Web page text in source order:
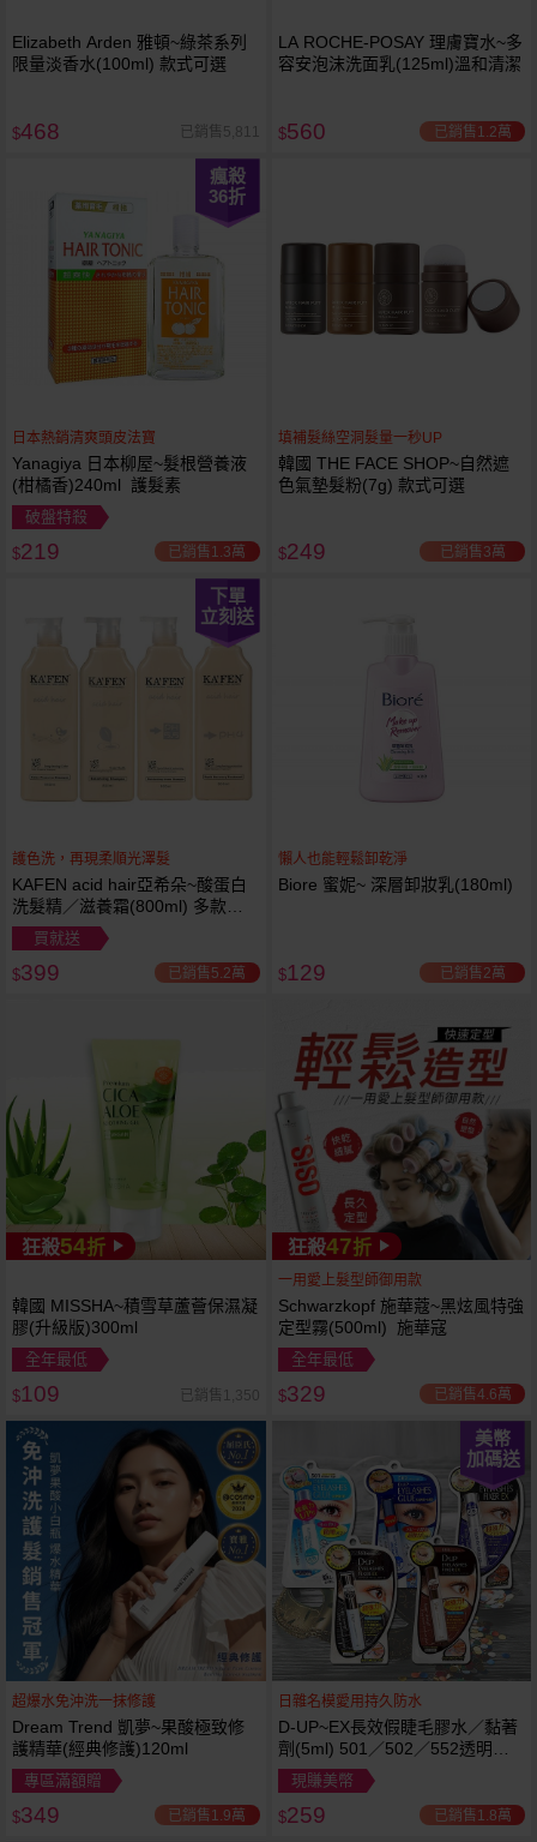
Elizabeth Arden 雅頓~綠茶系列
限量淡香水(100ml) 款式可選
$468 已銷售5,811
LA ROCHE-POSAY 理膚寶水~多
容安泡沫洗面乳(125ml)溫和清潔
$560 已銷售1.2萬
瘋殺
36折
日本熱銷清爽頭皮法寶
Yanagiya 日本柳屋~髮根營養液
(柑橘香)240ml 護髮素
破盤特殺
$219 已銷售1.3萬
填補髮絲空洞髮量一秒UP
韓國 THE FACE SHOP~自然遮
色氣墊髮粉(7g) 款式可選
$249 已銷售3萬
下單
立刻送
護色洗，再現柔順光澤髮
KAFEN acid hair亞希朵~酸蛋白
洗髮精／滋養霜(800ml) 多款可
選
買就送
$399 已銷售5.2萬
懶人也能輕鬆卸乾淨
Biore 蜜妮~ 深層卸妝乳(180ml)
$129 已銷售2萬
狂殺54折
韓國 MISSHA~積雪草蘆薈保濕凝
膠(升級版)300ml
全年最低
$109 已銷售1,350
狂殺47折
一用愛上髮型師御用款
Schwarzkopf 施華蔻~黑炫風特強
定型霧(500ml) 施華寇
全年最低
$329 已銷售4.6萬
超爆水免沖洗一抹修護
Dream Trend 凱夢~果酸極致修
護精華(經典修護)120ml
專區滿額贈
$349 已銷售1.9萬
美幣
加碼送
日雜名模愛用持久防水
D-UP~EX長效假睫毛膠水／黏著
劑(5ml) 501／502／552透明／
553黑色／554咖啡色 款式可選
現賺美幣
$259 已銷售1.8萬